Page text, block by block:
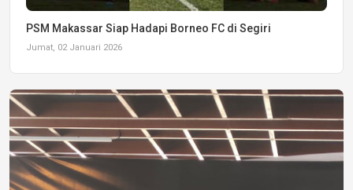
PSM Makassar Siap Hadapi Borneo FC di Segiri
Jumat, 02 Januari 2026